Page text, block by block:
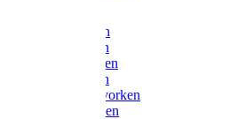
Hooivorken
Mestvorken
Bietenvorken
Maisvorken
Aardappelvorken
Vijgenvorken